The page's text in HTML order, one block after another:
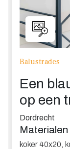
Balustrades
Een
op een
Dordrecht
Materialen
koker 40x20